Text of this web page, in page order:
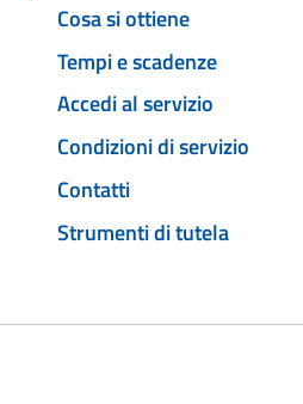
Cosa si ottiene
Tempi e scadenze
Accedi al servizio
Condizioni di servizio
Contatti
Strumenti di tutela